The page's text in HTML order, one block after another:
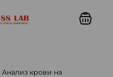
Анализ крови на